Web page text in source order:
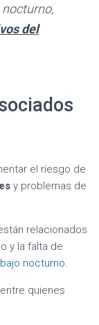
del
el riesgo de
y problemas de
relacionados
y la falta de
nocturno.
quienes